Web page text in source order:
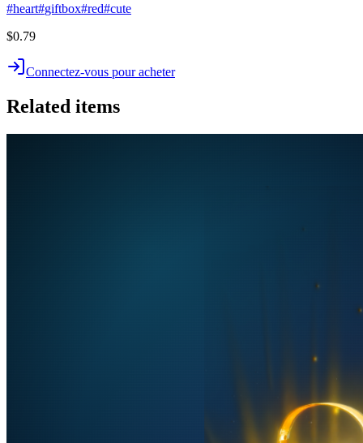
#heart#giftbox#red#cute
$0.79
Connectez-vous pour acheter
Related items